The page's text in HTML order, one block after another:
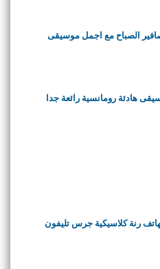
الصباح مع اجمل موسيقى
هادئة رومانسية رائعة جدا
رنة كلاسيكية جرس تليفون